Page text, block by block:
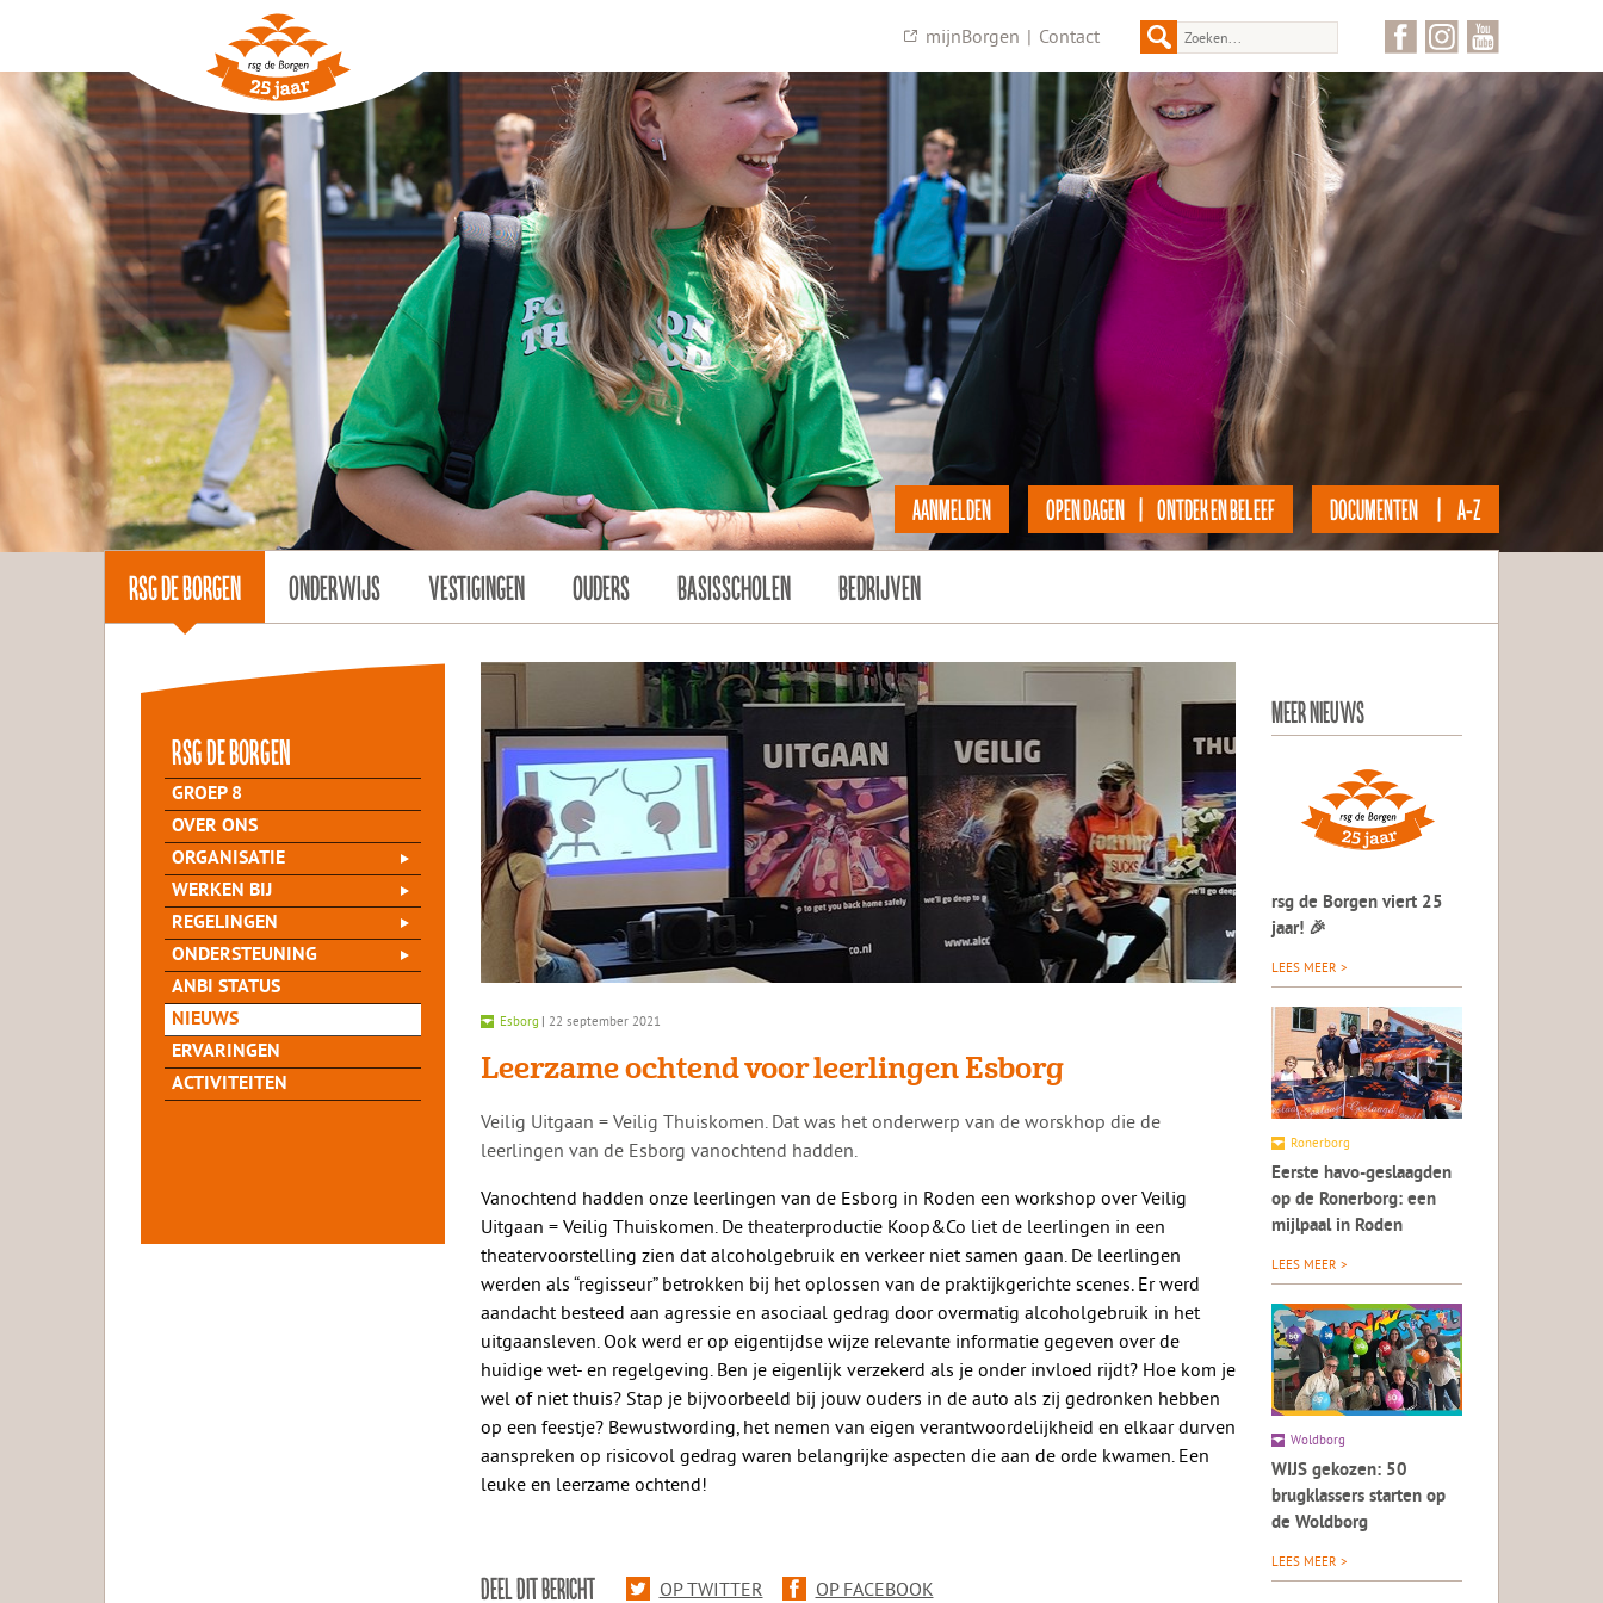
mijnBorgen | Contact
DOCUMENTEN | A-Z
OPEN DAGEN | ONTDEK EN BELEEF
AANMELDEN
RSG DE BORGEN ONDERWIJS VESTIGINGEN OUDERS BASISSCHOLEN BEDRIJVEN
rsg de Borgen
GROEP 8
OVER ONS
ORGANISATIE
WERKEN BIJ
REGELINGEN
ONDERSTEUNING
ANBI STATUS
NIEUWS
ERVARINGEN
ACTIVITEITEN
Esborg | 22 september 2021
Leerzame ochtend voor leerlingen Esborg
​​Veilig Uitgaan = Veilig Thuiskomen. Dat was het onderwerp van de worskhop die de
leerlingen van de Esborg vanochtend hadden.
Vanochtend hadden onze leerlingen van de Esborg in Roden een workshop over Veilig
Uitgaan = Veilig Thuiskomen. De theaterproductie Koop&Co liet de leerlingen in een
theatervoorstelling zien dat alcoholgebruik en verkeer niet samen gaan. De leerlingen
werden als “regisseur” betrokken bij het oplossen van de praktijkgerichte scenes. Er werd
aandacht besteed aan agressie en asociaal gedrag door overmatig alcoholgebruik in het
uitgaansleven. Ook werd er op eigentijdse wijze relevante informatie gegeven over de
huidige wet- en regelgeving. Ben je eigenlijk verzekerd als je onder invloed rijdt? Hoe kom je
wel of niet thuis? Stap je bijvoorbeeld bij jouw ouders in de auto als zij gedronken hebben
op een feestje? Bewustwording, het nemen van eigen verantwoordelijkheid en elkaar durven
aanspreken op risicovol gedrag waren belangrijke aspecten die aan de orde kwamen. Een
leuke en leerzame ochtend!
DEEL DIT BERICHT OP TWITTER OP FACEBOOK
MEER NIEUWS
rsg de Borgen viert 25
jaar! 🎉
LEES MEER >
Ronerborg
Eerste havo-geslaagden
op de Ronerborg: een
mijlpaal in Roden
LEES MEER >
Woldborg
WIJS gekozen: 50
brugklassers starten op
de Woldborg
LEES MEER >